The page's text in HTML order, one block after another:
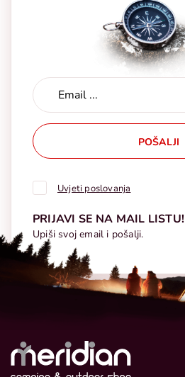
POŠALJI
Uvjeti poslovanja
PRIJAVI SE NA MAIL LISTU!
Upiši svoj email i pošalji.